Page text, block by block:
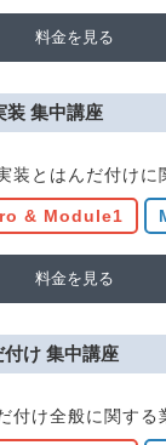
料金を見る
装 集中講座
装とはんだ付けに
& Module1
料金を見る
付け 集中講座
付け全般に関す